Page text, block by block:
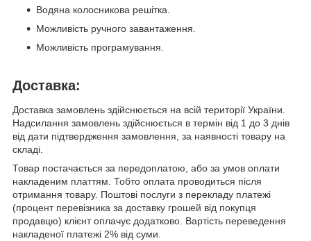
Водяна колосникова решітка.
Можливість ручного завантаження.
Можливість програмування.
Доставка:
Доставка замовлень здійснюється на всій території України.
Надсилання замовлень здійснюється в термін від 1 до 3 днів
від дати підтвердження замовлення, за наявності товару на
складі.
Товар постачається за передоплатою, або за умов оплати
накладеним платтям. Тобто оплата проводиться після
отримання товару. Поштові послуги з перекладу платежі
(процент перевізника за доставку грошей від покупця
продавцю) клієнт оплачує додатково. Вартість переведення
накладеної платежі 2% від суми.